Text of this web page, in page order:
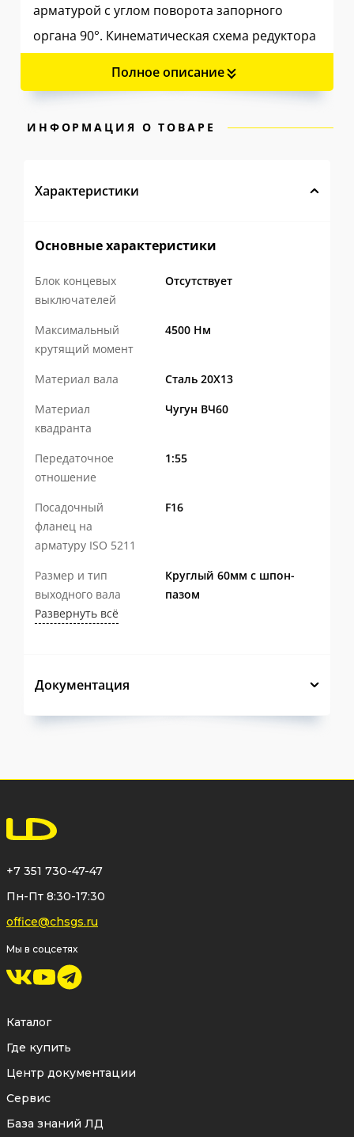
арматурой с углом поворота запорного
органа 90°. Кинематическая схема редуктора
высокого давления без использования
✅ Прочная конструкция
зависимости от типоразмера)
конструкции при оптимальной массе
Червячная передача с эффектом
самоторможениянадежно удерживает
самопроизвольного изменения
рабочей среды.
Полностью закрытая конструкция
редуктора защищает внутренний
механизм от воздействия окружающей
среды и значительно увеличивает срок
передаточные числа
плавное управление арматурой и
позволяют точно настроить крайние
положения арматуры.
Заводская заправка постоянной
смазкой
материал закладывается в корпус на
обслуживания.
Высококачественное
надежно защищает корпус от
Полное описание
ИНФОРМАЦИЯ О ТОВАРЕ
Характеристики
Основные характеристики
Блок концевых
выключателей
Отсутствует
Максимальный
крутящий момент
4500 Нм
Материал вала
Сталь 20Х13
Материал
квадранта
Чугун ВЧ60
Передаточное
отношение
1:55
Посадочный
фланец на
арматуру ISO 5211
F16
Размер и тип
выходного вала
Круглый 60мм с шпон-
пазом
Развернуть всё
Документация
+7 351 730-47-47
Пн-Пт 8:30-17:30
office@chsgs.ru
Мы в соцсетях
Каталог
Где купить
Центр документации
Сервис
База знаний ЛД